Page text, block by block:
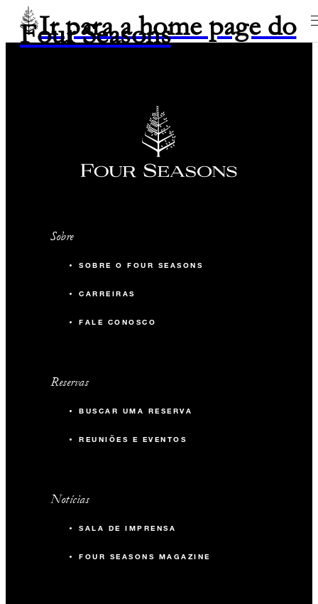
Ir para a home page do
Four Seasons
Sobre
SOBRE O FOUR SEASONS
CARREIRAS
FALE CONOSCO
Reservas
BUSCAR UMA RESERVA
REUNIÕES E EVENTOS
Notícias
SALA DE IMPRENSA
FOUR SEASONS MAGAZINE